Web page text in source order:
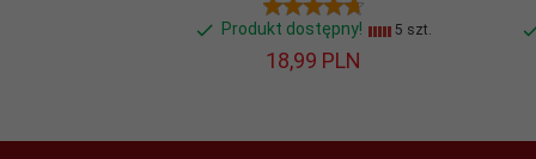
Produkt dostępny! 5 szt.
18,99 PLN